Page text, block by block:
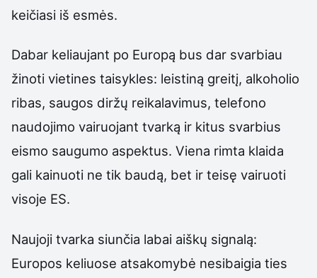
keičiasi iš esmės.
Dabar keliaujant po Europą bus dar svarbiau
žinoti vietines taisykles: leistiną greitį, alkoholio
ribas, saugos diržų reikalavimus, telefono
naudojimo vairuojant tvarką ir kitus svarbius
eismo saugumo aspektus. Viena rimta klaida
gali kainuoti ne tik baudą, bet ir teisę vairuoti
visoje ES.
Naujoji tvarka siunčia labai aiškų signalą:
Europos keliuose atsakomybė nesibaigia ties